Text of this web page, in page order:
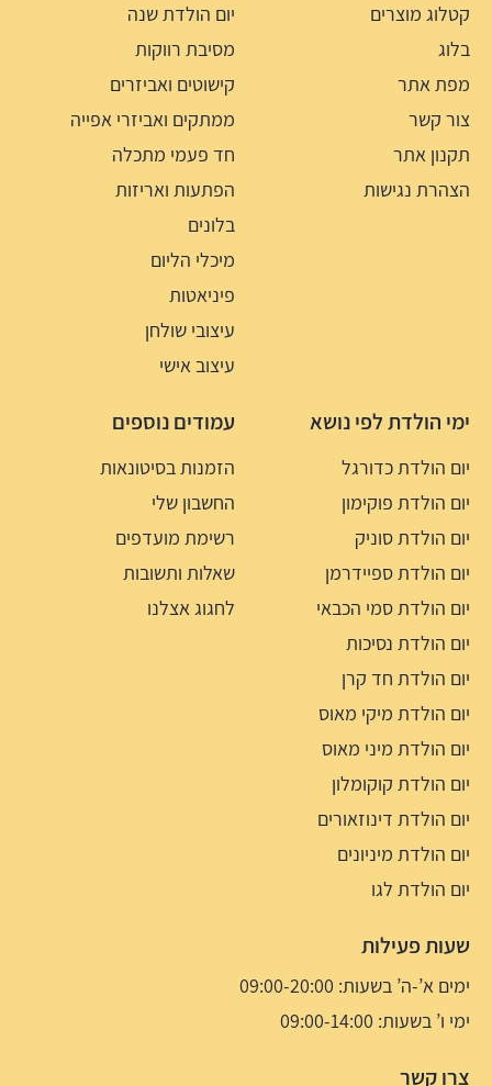
קטלוג מוצרים
בלוג
מפת אתר
צור קשר
תקנון אתר
הצהרת נגישות
יום הולדת שנה
מסיבת רווקות
קישוטים ואביזרים
ממתקים ואביזרי אפייה
חד פעמי מתכלה
הפתעות ואריזות
בלונים
מיכלי הליום
פיניאטות
עיצובי שולחן
עיצוב אישי
ימי הולדת לפי נושא
יום הולדת כדורגל
יום הולדת פוקימון
יום הולדת סוניק
יום הולדת ספיידרמן
יום הולדת סמי הכבאי
יום הולדת נסיכות
יום הולדת חד קרן
יום הולדת מיקי מאוס
יום הולדת מיני מאוס
יום הולדת קוקומלון
יום הולדת דינוזאורים
יום הולדת מיניונים
יום הולדת לגו
עמודים נוספים
הזמנות בסיטונאות
החשבון שלי
רשימת מועדפים
שאלות ותשובות
לחגוג אצלנו
שעות פעילות
ימים א’-ה’ בשעות: 09:00-20:00
ימי ו’ בשעות: 09:00-14:00
צרו קשר